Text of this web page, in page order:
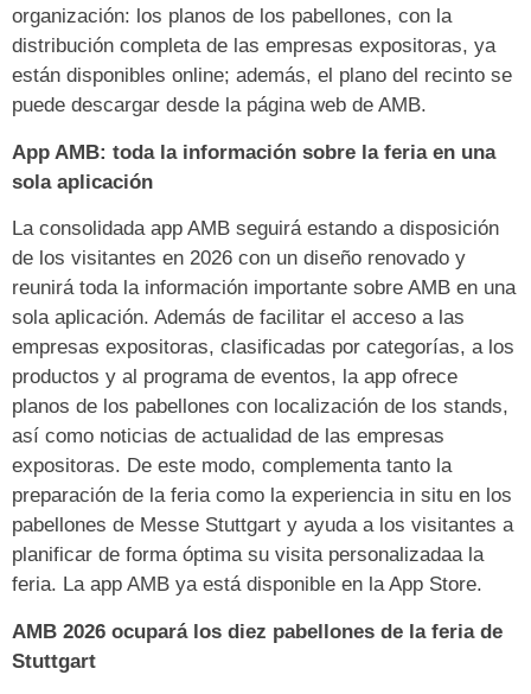
organización: los planos de los pabellones, con la
distribución completa de las empresas expositoras, ya
están disponibles online; además, el plano del recinto se
puede descargar desde la página web de AMB.
App AMB: toda la información sobre la feria en una
sola aplicación
La consolidada app AMB seguirá estando a disposición
de los visitantes en 2026 con un diseño renovado y
reunirá toda la información importante sobre AMB en una
sola aplicación. Además de facilitar el acceso a las
empresas expositoras, clasificadas por categorías, a los
productos y al programa de eventos, la app ofrece
planos de los pabellones con localización de los stands,
así como noticias de actualidad de las empresas
expositoras. De este modo, complementa tanto la
preparación de la feria como la experiencia in situ en los
pabellones de Messe Stuttgart y ayuda a los visitantes a
planificar de forma óptima su visita personalizadaa la
feria. La app AMB ya está disponible en la App Store.
AMB 2026 ocupará los diez pabellones de la feria de
Stuttgart